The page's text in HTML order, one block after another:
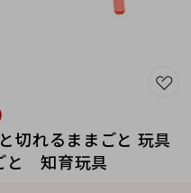
切れるままごと 玩具
と 知育玩具